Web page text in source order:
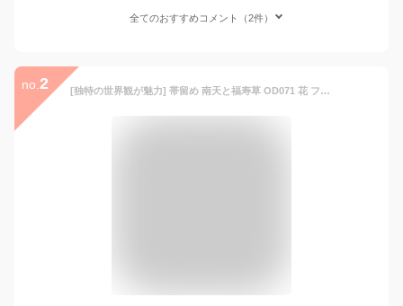
全てのおすすめコメント（2件）
no. 2 [独特の世界観が魅力] 帯留め 南天と福寿草 OD071 花 フラワー 上品 正月 レッド 赤 金色 ゴールド レトロモダン 立体的 可愛い かわいい おしゃれ 個性的 帯どめ 日本製 ホワイトデー 化粧箱入 母の日 誕生日 プレゼント ギフト 贈り物 和装小物 和小物 日本製 数 SUU ym303